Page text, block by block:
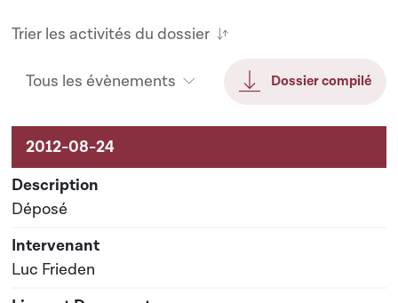
Trier les activités du dossier
Tous les évènements Dossier compilé
Activités sur le dossier
Déposé
Luc Frieden